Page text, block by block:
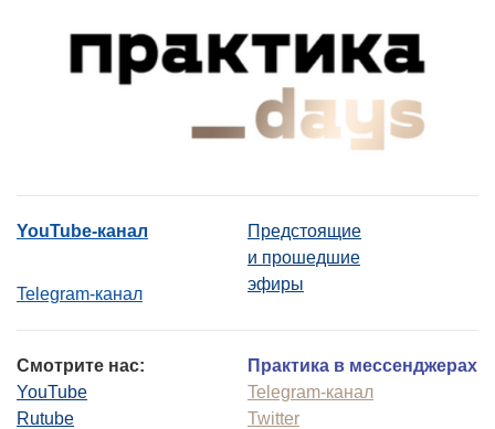
YouTube-канал
Telegram-канал
Предстоящие
и прошедшие
эфиры
Смотрите нас:
YouTube
Rutube
Практика в мессенджерах
Telegram-канал
Twitter